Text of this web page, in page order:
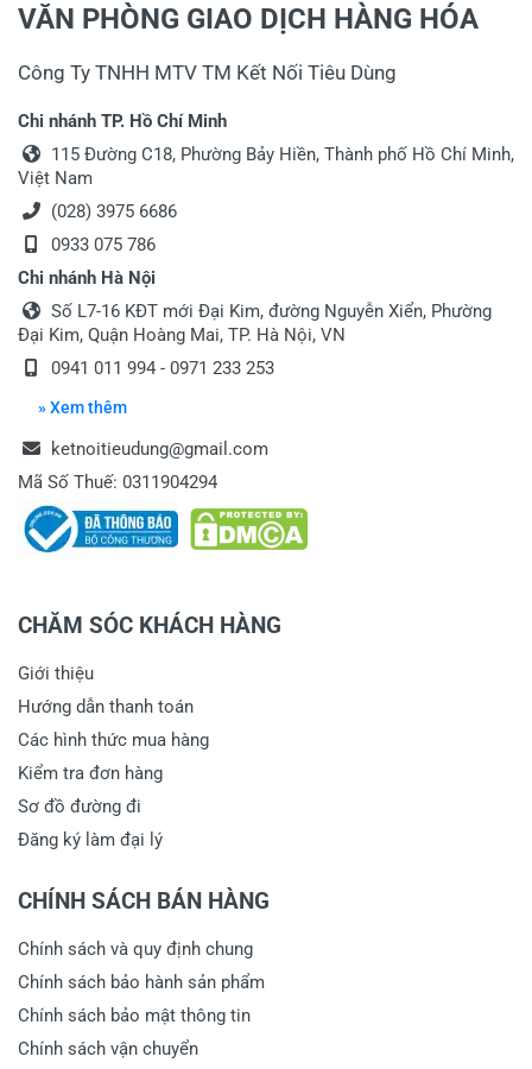
VĂN PHÒNG GIAO DỊCH HÀNG HÓA
Công Ty TNHH MTV TM Kết Nối Tiêu Dùng
Chi nhánh TP. Hồ Chí Minh
115 Đường C18, Phường Bảy Hiền, Thành phố Hồ Chí Minh,
Việt Nam
(028) 3975 6686
0933 075 786
Chi nhánh Hà Nội
Số L7-16 KĐT mới Đại Kim, đường Nguyễn Xiển, Phường
Đại Kim, Quận Hoàng Mai, TP. Hà Nội, VN
0941 011 994 - 0971 233 253
» Xem thêm
ketnoitieudung@gmail.com
Mã Số Thuế: 0311904294
CHĂM SÓC KHÁCH HÀNG
Giới thiệu
Hướng dẫn thanh toán
Các hình thức mua hàng
Kiểm tra đơn hàng
Sơ đồ đường đi
Đăng ký làm đại lý
CHÍNH SÁCH BÁN HÀNG
Chính sách và quy định chung
Chính sách bảo hành sản phẩm
Chính sách bảo mật thông tin
Chính sách vận chuyển